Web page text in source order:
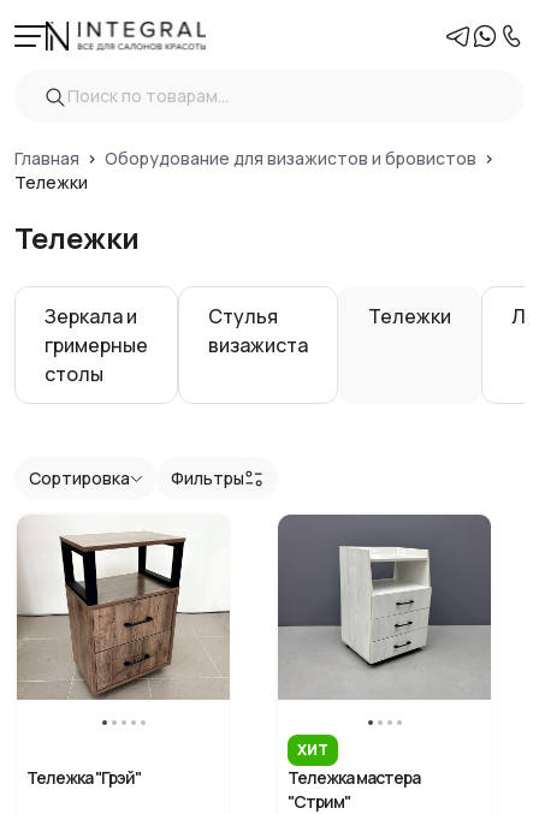
Главная
Оборудование для визажистов и бровистов
Тележки
Тележки
Зеркала и
гримерные
столы
Стулья
визажиста
Тележки
Очистить
Вид
Материал тележки
Ящики
Сортировка
Фильтры
Тележка "Грэй"
ХИТ
Тележка мастера
"Стрим"